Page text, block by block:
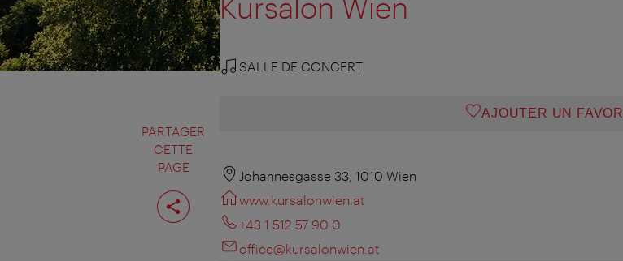
PARTAGER
CETTE
PAGE
Partager
cette
page
Kursalon Wien
SALLE DE CONCERT
AJOUTER UN FAVORI
Johannesgasse 33, 1010 Wien
www.kursalonwien.at
+43 1 512 57 90 0
office@kursalonwien.at